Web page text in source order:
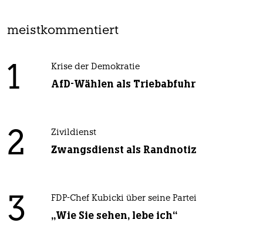
meistkommentiert
1 Krise der Demokratie
AfD-Wählen als Triebabfuhr
2 Zivildienst
Zwangsdienst als Randnotiz
3 FDP-Chef Kubicki über seine Partei
„Wie Sie sehen, lebe ich“